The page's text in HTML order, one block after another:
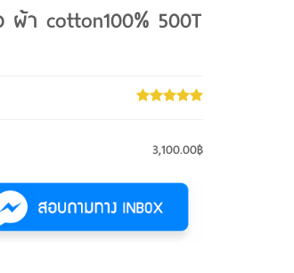
า cotton100% 500T
3,100.00฿